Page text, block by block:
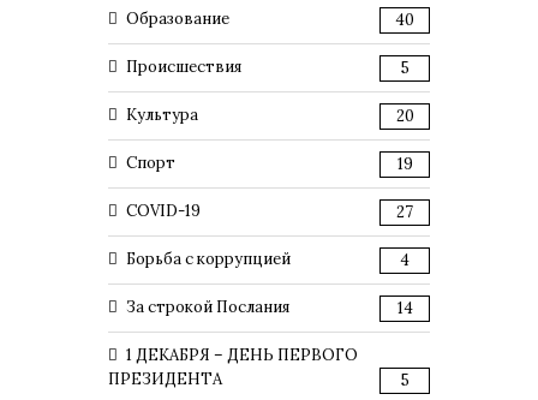
Образование 40
Происшествия 5
Культура 20
Спорт 19
COVID-19 27
Борьба с коррупцией 4
За строкой Послания 14
1 ДЕКАБРЯ – ДЕНЬ ПЕРВОГО
ПРЕЗИДЕНТА
5